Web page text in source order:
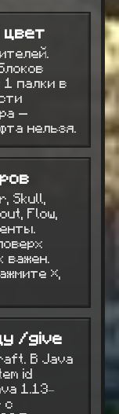
палки в
—
нельзя.
Skull,
Flow,
важен.
×,
/give
В Java
id
1.13–
с